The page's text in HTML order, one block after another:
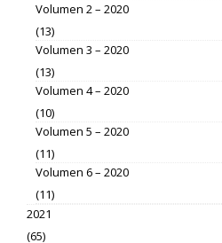
Volumen 2 – 2020
(13)
Volumen 3 – 2020
(13)
Volumen 4 – 2020
(10)
Volumen 5 – 2020
(11)
Volumen 6 – 2020
(11)
2021
(65)